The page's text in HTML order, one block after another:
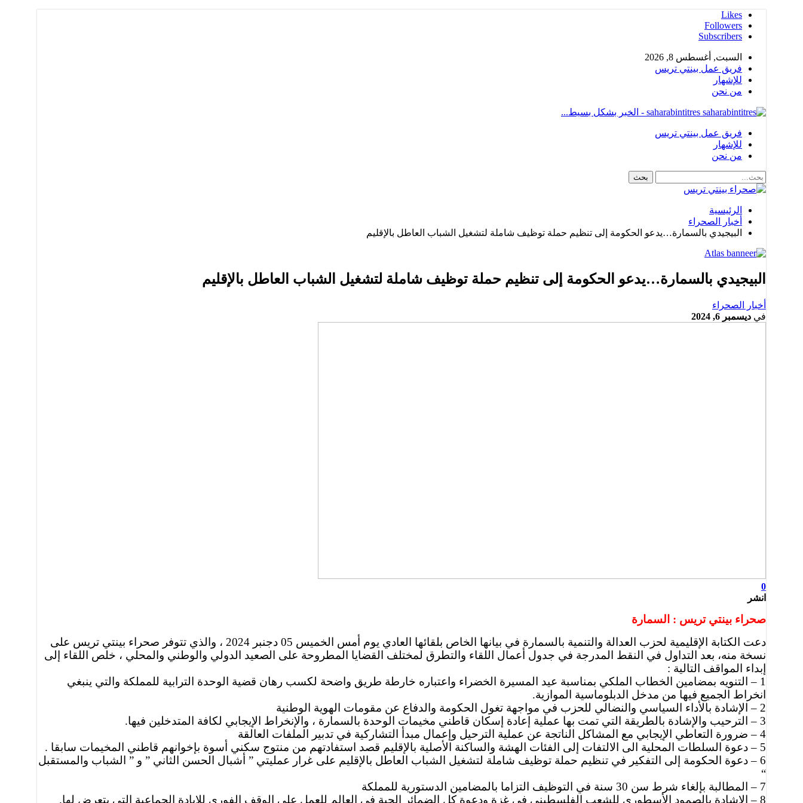
Likes
Followers
Subscribers
السبت, أغسطس 8, 2026
فريق عمل بينتي تريس
للإشهار
من نحن
saharabintitres - الخبر بشكل بسيط...
فريق عمل بينتي تريس
للإشهار
من نحن
الرئيسية
أخبار الصحراء
البيجيدي بالسمارة…يدعو الحكومة إلى تنظيم حملة توظيف شاملة لتشغيل الشباب العاطل بالإقليم
البيجيدي بالسمارة…يدعو الحكومة إلى تنظيم حملة توظيف شاملة لتشغيل الشباب العاطل بالإقليم
أخبار الصحراء
في ديسمبر 6, 2024
0
انشر
صحراء بينتي تريس : السمارة
دعت الكتابة الإقليمية لحزب العدالة والتنمية بالسمارة في بيانها الخاص بلقائها العادي يوم أمس الخميس 05 دجنبر 2024 ، والذي تتوفر صحراء بينتي تريس على
نسخة منه، بعد التداول في النقط المدرجة في جدول أعمال اللقاء والتطرق لمختلف القضايا المطروحة على الصعيد الدولي والوطني والمحلي ، خلص اللقاء إلى
إبداء المواقف التالية :
1 – التنويه بمضامين الخطاب الملكي بمناسبة عيد المسيرة الخضراء واعتباره خارطة طريق واضحة لكسب رهان قضية الوحدة الترابية للمملكة والتي ينبغي
انخراط الجميع فيها من مدخل الدبلوماسية الموازية.
2 – الإشادة بالأداء السياسي والنضالي للحزب في مواجهة تغول الحكومة والدفاع عن مقومات الهوية الوطنية
3 – الترحيب والإشادة بالطريقة التي تمت بها عملية إعادة إسكان قاطني مخيمات الوحدة بالسمارة ، والإنخراط الإيجابي لكافة المتدخلين فيها.
4 – ضرورة التعاطي الإيجابي مع المشاكل الناتجة عن عملية الترحيل وإعمال مبدأ التشاركية في تدبير الملفات العالقة
5 – دعوة السلطات المحلية الى الالتفات إلى الفئات الهشة والساكنة الأصلية بالإقليم قصد استفادتهم من منتوج سكني أسوة بإخوانهم قاطني المخيمات سابقا .
6 – دعوة الحكومة إلى التفكير في تنظيم حملة توظيف شاملة لتشغيل الشباب العاطل بالإقليم على غرار عمليتي ” أشبال الحسن الثاني ” و ” الشباب والمستقبل
“
7 – المطالبة بإلغاء شرط سن 30 سنة في التوظيف التزاما بالمضامين الدستورية للمملكة
8 – الإشادة بالصمود الأسطوري للشعب الفلسطيني في غزة ودعوة كل الضمائر الحية في العالم للعمل على الوقف الفوري للإبادة الجماعية التي يتعرض لها.